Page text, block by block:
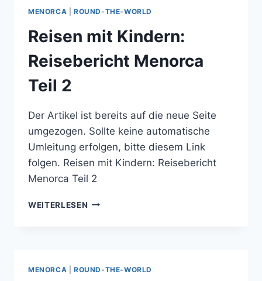
MENORCA ROUND-THE-WORLD
Reisen mit Kindern:
Reisebericht Menorca
Teil 2
Der Artikel ist bereits auf die neue Seite
umgezogen. Sollte keine automatische
Umleitung erfolgen, bitte diesem Link
folgen. Reisen mit Kindern: Reisebericht
Menorca Teil 2
WEITERLESEN REISEN
2
MENORCA ROUND-THE-WORLD